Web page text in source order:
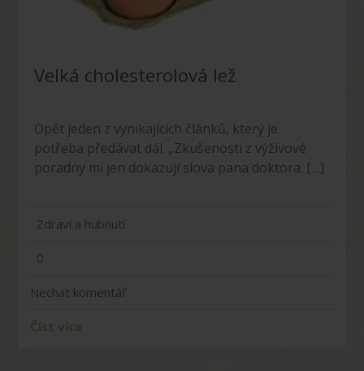
Velká cholesterolová lež
Opět jeden z vynikajících článků, který je
potřeba předávat dál. „Zkušenosti z výživové
poradny mi jen dokazují slova pana doktora. […]
Zdraví a hubnutí
0
Nechat komentář
Číst více